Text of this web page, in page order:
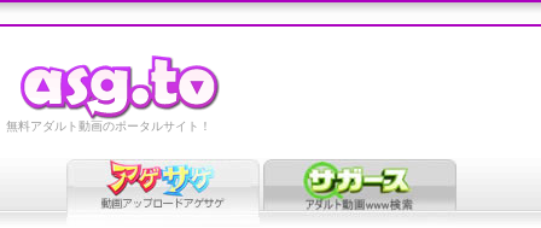
無料アダルト動画のポータルサイト！